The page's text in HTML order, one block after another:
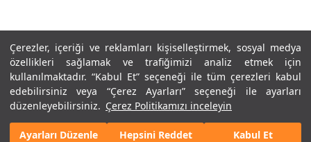
Çerezler, içeriği ve reklamları kişiselleştirmek, sosyal medya
özellikleri sağlamak ve trafiğimizi analiz etmek için
kullanılmaktadır. “Kabul Et” seçeneği ile tüm çerezleri kabul
edebilirsiniz veya “Çerez Ayarları” seçeneği ile ayarları
düzenleyebilirsiniz. Çerez Politikamızı inceleyin
Ayarları Düzenle Hepsini Reddet Kabul Et
Üyelik Sözleşmesi
KVKK ve Gizlilik
Koleksiyon
Telif Hakkı © 2024 Maje. Her hakkı saklıdır.
Genel Şartlar ve Koşullar Gizlilik Politikası
Çerez sözleşmesi
Çerezlerimi yönet
Yasal Uyarı